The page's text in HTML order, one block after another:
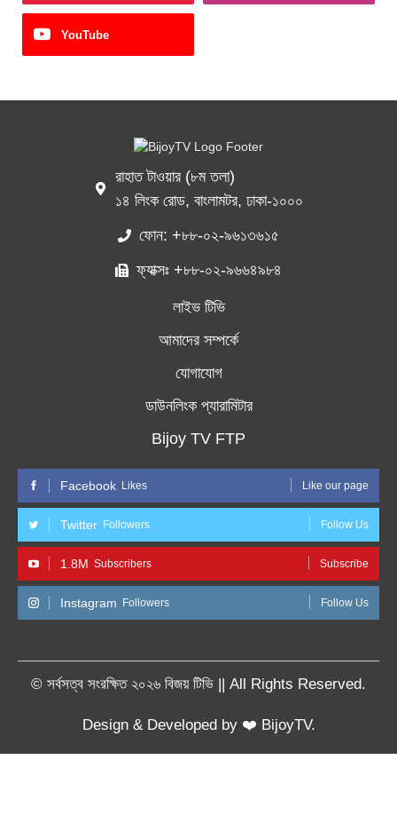
YouTube
রাহাত টাওয়ার (৮ম তলা)
১৪ লিংক রোড, বাংলামটর, ঢাকা-১০০০
ফোন: +৮৮-০২-৯৬১৩৬১৫
ফ্যাক্সঃ +৮৮-০২-৯৬৬৪৯৮৪
লাইভ টিভি
আমাদের সম্পর্কে
যোগাযোগ
ডাউনলিংক প্যারামিটার
Bijoy TV FTP
Facebook Likes Like our page
Twitter Followers Follow Us
1.8M Subscribers Subscribe
Instagram Followers Follow Us
© সর্বসত্ব সংরক্ষিত ২০২৬ বিজয় টিভি || All Rights Reserved.
Design & Developed by ❤️ BijoyTV.